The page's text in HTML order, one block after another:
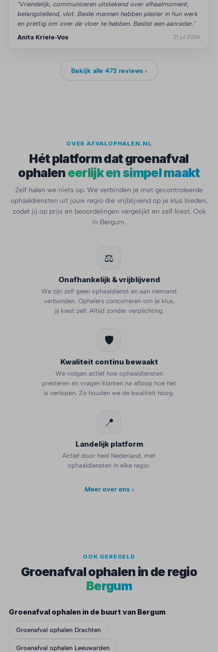
"Vriendelijk, communiceren uitstekend over afhaalmoment,
belangstellend, vlot. Beide mannen hebben plezier in hun werk
en prettig om over de vloer te hebben. Beslist een aanrader."
Anita Kriele-Vos
31 jul 2026
Bekijk alle 473 reviews ›
OVER AFVALOPHALEN.NL
Hét platform dat groenafval
ophalen eerlijk en simpel maakt
Zelf halen we niets op. We verbinden je met gecontroleerde
ophaaldiensten uit jouw regio die vrijblijvend op je klus bieden,
zodat jij op prijs en beoordelingen vergelijkt en zelf kiest. Ook
in Bergum.
⚖️
Onafhankelijk & vrijblijvend
We zijn zelf geen ophaaldienst en aan niemand
verbonden. Ophalers concurreren om je klus,
jij kiest zelf. Altijd zonder verplichting.
🛡️
Kwaliteit continu bewaakt
We volgen actief hoe ophaaldiensten
presteren en vragen klanten na afloop hoe het
is verlopen. Zo houden we de kwaliteit hoog.
📍
Landelijk platform
Actief door heel Nederland, met
ophaaldiensten in elke regio.
Meer over ons ›
OOK GEREGELD
Groenafval ophalen in de regio
Bergum
Groenafval ophalen in de buurt van Bergum
Groenafval ophalen Drachten
Groenafval ophalen Leeuwarden